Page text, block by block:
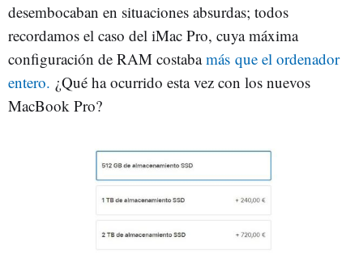
desembocaban en situaciones absurdas; todos
recordamos el caso del iMac Pro, cuya máxima
configuración de RAM costabamás que el ordenador
entero. ¿Qué ha ocurrido esta vez con los nuevos
MacBook Pro?